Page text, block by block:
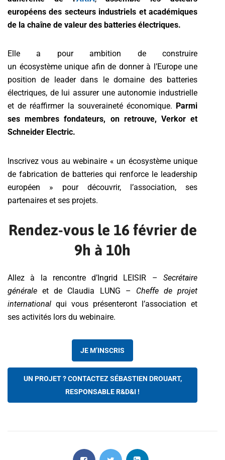
européens des secteurs industriels et académiques
de la chaîne de valeur des batteries électriques.
Elle a pour ambition de construire
un écosystème unique afin de donner à l’Europe une
position de leader dans le domaine des batteries
électriques, de lui assurer une autonomie industrielle
et de réaffirmer la souveraineté économique. Parmi
ses membres fondateurs, on retrouve, Verkor et
Schneider Electric.
Inscrivez vous au webinaire « un écosystème unique
de fabrication de batteries qui renforce le leadership
européen » pour découvrir, l’association, ses
partenaires et ses projets.
Rendez-vous le 16 février de
9h à 10h
Allez à la rencontre d’Ingrid LEISIR – Secrétaire
générale et de Claudia LUNG – Cheffe de projet
international qui vous présenteront l’association et
ses activités lors du webinaire.
JE M’INSCRIS
UN PROJET ? CONTACTEZ SÉBASTIEN DROUART,
RESPONSABLE R&D&I !